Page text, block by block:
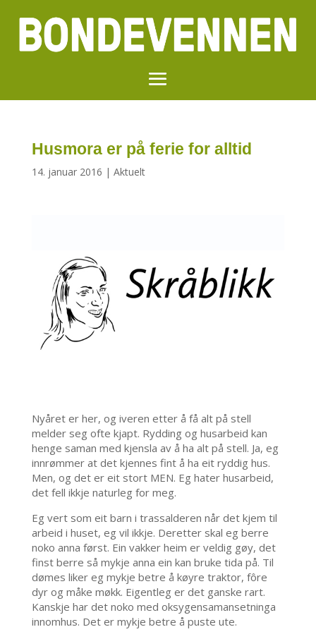
Husmora er på ferie for alltid
14. januar 2016 | Aktuelt
Nyåret er her, og iveren etter å få alt på stell
melder seg ofte kjapt. Rydding og husarbeid kan
henge saman med kjensla av å ha alt på stell. Ja, eg
innrømmer at det kjennes fint å ha eit ryddig hus.
Men, og det er eit stort MEN. Eg hater husarbeid,
det fell ikkje naturleg for meg.
Eg vert som eit barn i trassalderen når det kjem til
arbeid i huset, eg vil ikkje. Deretter skal eg berre
noko anna først. Ein vakker heim er veldig gøy, det
finst berre så mykje anna ein kan bruke tida på. Til
dømes liker eg mykje betre å køyre traktor, fôre
dyr og måke møkk. Eigentleg er det ganske rart.
Kanskje har det noko med oksygensamansetninga
innomhus. Det er mykje betre å puste ute.